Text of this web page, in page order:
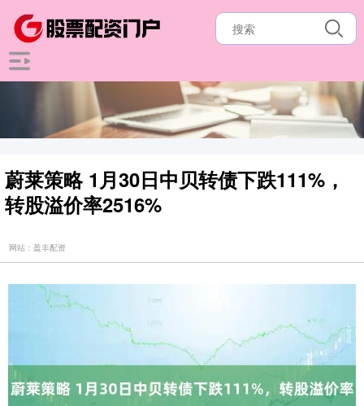
蔚莱策略 1月30日中贝转债下跌111%，
转股溢价率2516%
网站：盈丰配资